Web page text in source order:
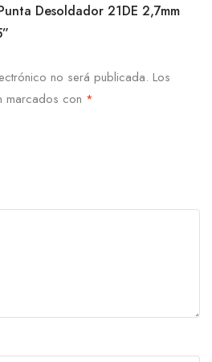
Desoldador 21DE 2,7mm
no será publicada. Los
marcados con *